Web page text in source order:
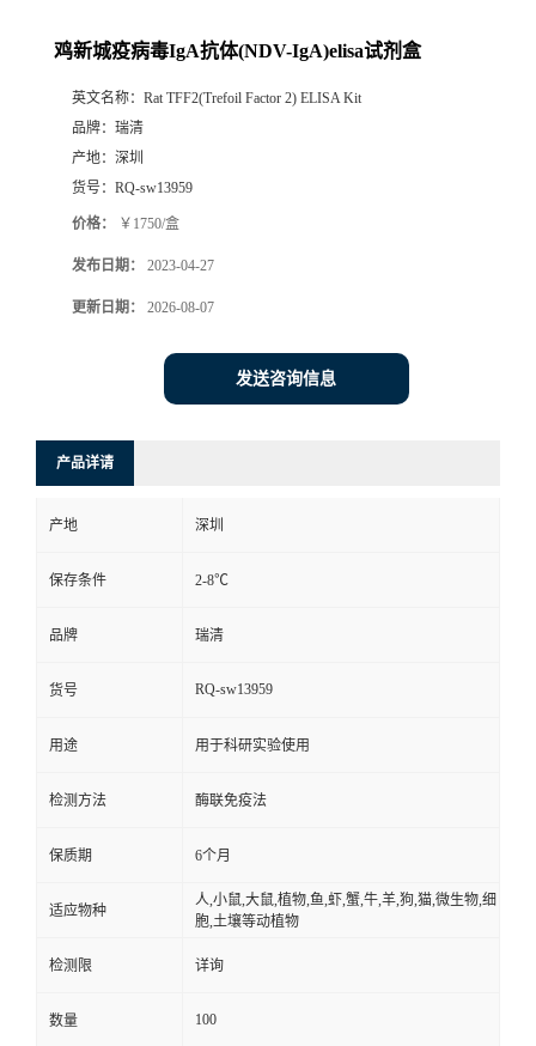
鸡新城疫病毒IgA抗体(NDV-IgA)elisa试剂盒
英文名称： Rat TFF2(Trefoil Factor 2) ELISA Kit
品牌： 瑞清
产地： 深圳
货号： RQ-sw13959
价格： ￥1750/盒
发布日期： 2023-04-27
更新日期： 2026-08-07
发送咨询信息
产品详请
产地 深圳
保存条件 2-8℃
品牌 瑞清
货号 RQ-sw13959
用途 用于科研实验使用
检测方法 酶联免疫法
保质期 6个月
适应物种
人,小鼠,大鼠,植物,鱼,虾,蟹,牛,羊,狗,猫,微生物,细
胞,土壤等动植物
检测限 详询
数量 100